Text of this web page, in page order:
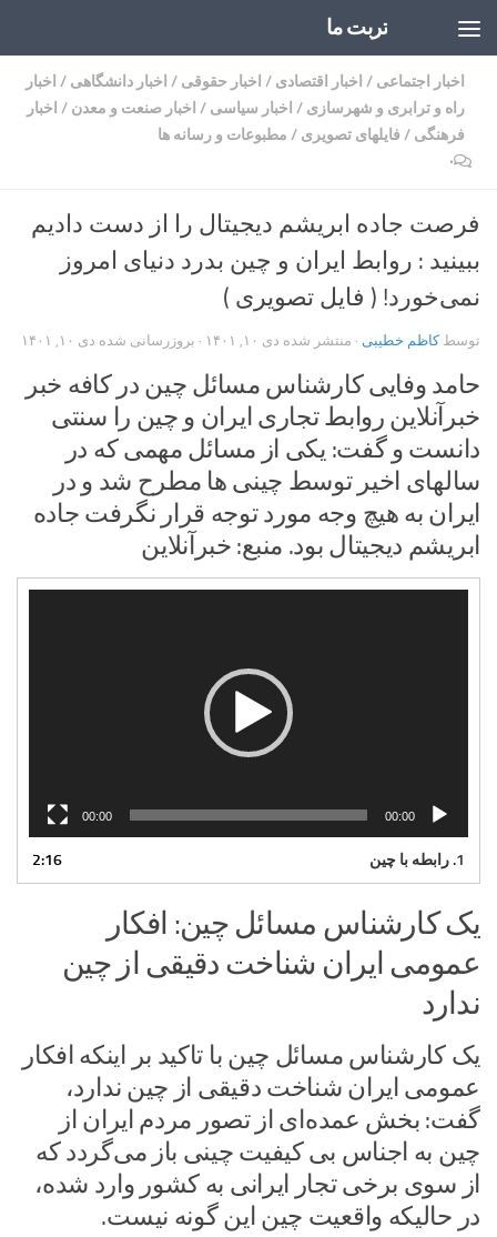
تربت ما
اخبار اجتماعی / اخبار اقتصادی / اخبار حقوقی / اخبار دانشگاهی / اخبار
راه و ترابری و شهرسازی / اخبار سیاسی / اخبار صنعت و معدن / اخبار
فرهنگی / فایلهای تصویری / مطبوعات و رسانه ها
۰
فرصت جاده ابریشم دیجیتال را از دست دادیم
ببینید : روابط ایران و چین بدرد دنیای امروز
نمی‌خورد! ( فایل تصویری )
توسطکاظم خطیبی · منتشر شده دی ۱۰, ۱۴۰۱ · بروزرسانی شده دی ۱۰, ۱۴۰۱
حامد وفایی کارشناس مسائل چین در کافه خبر
خبرآنلاین روابط تجاری ایران و چین را سنتی
دانست و گفت: یکی از مسائل مهمی که در
سالهای اخیر توسط چینی ها مطرح شد و در
ایران به هیچ وجه مورد توجه قرار نگرفت جاده
ابریشم دیجیتال بود. منبع: خبرآنلاین
00:00
00:00
1. رابطه با چین 2:16
یک کارشناس مسائل چین: افکار
عمومی ایران شناخت دقیقی از چین
ندارد
یک کارشناس مسائل چین با تاکید بر اینکه افکار
عمومی ایران شناخت دقیقی از چین ندارد،
گفت: بخش عمده‌ای از تصور مردم ایران از
چین به اجناس بی کیفیت چینی باز می‌گردد که
از سوی برخی تجار ایرانی به کشور وارد شده،
در حالیکه واقعیت چین این گونه نیست.